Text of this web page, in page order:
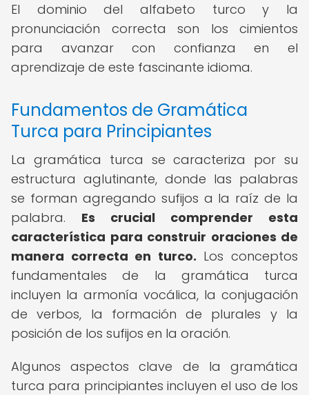
El dominio del alfabeto turco y la
pronunciación correcta son los cimientos
para avanzar con confianza en el
aprendizaje de este fascinante idioma.
Fundamentos de Gramática
Turca para Principiantes
La gramática turca se caracteriza por su
estructura aglutinante, donde las palabras
se forman agregando sufijos a la raíz de la
palabra. Es crucial comprender esta
característica para construir oraciones de
manera correcta en turco. Los conceptos
fundamentales de la gramática turca
incluyen la armonía vocálica, la conjugación
de verbos, la formación de plurales y la
posición de los sufijos en la oración.
Algunos aspectos clave de la gramática
turca para principiantes incluyen el uso de los